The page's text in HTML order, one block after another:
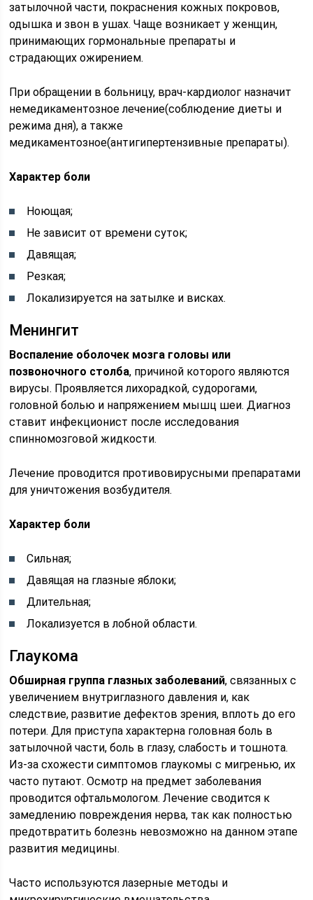
затылочной части, покраснения кожных покровов,
одышка и звон в ушах. Чаще возникает у женщин,
принимающих гормональные препараты и
страдающих ожирением.
При обращении в больницу, врач-кардиолог назначит
немедикаментозное лечение(соблюдение диеты и
режима дня), а также
медикаментозное(антигипертензивные препараты).
Характер боли
Ноющая;
Не зависит от времени суток;
Давящая;
Резкая;
Локализируется на затылке и висках.
Менингит
Воспаление оболочек мозга головы или
позвоночного столба, причиной которого являются
вирусы. Проявляется лихорадкой, судорогами,
головной болью и напряжением мышц шеи. Диагноз
ставит инфекционист после исследования
спинномозговой жидкости.
Лечение проводится противовирусными препаратами
для уничтожения возбудителя.
Характер боли
Сильная;
Давящая на глазные яблоки;
Длительная;
Локализуется в лобной области.
Глаукома
Обширная группа глазных заболеваний, связанных с
увеличением внутриглазного давления и, как
следствие, развитие дефектов зрения, вплоть до его
потери. Для приступа характерна головная боль в
затылочной части, боль в глазу, слабость и тошнота.
Из-за схожести симптомов глаукомы с мигренью, их
часто путают. Осмотр на предмет заболевания
проводится офтальмологом. Лечение сводится к
замедлению повреждения нерва, так как полностью
предотвратить болезнь невозможно на данном этапе
развития медицины.
Часто используются лазерные методы и